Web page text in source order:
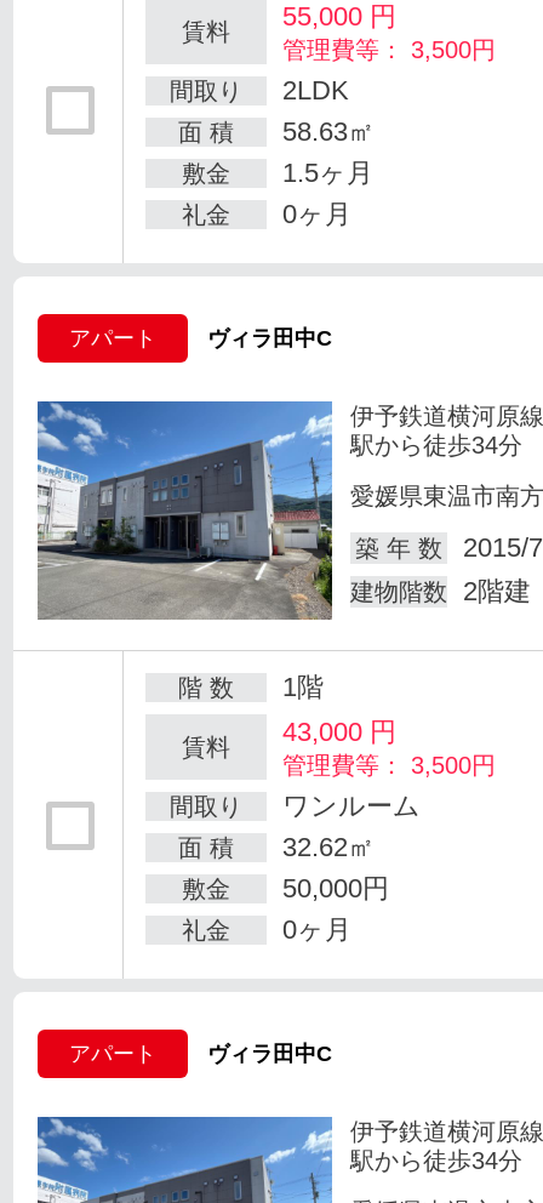
賃料 55,000 円
管理費等： 3,500円
間取り
2LDK
面 積 58.63㎡
敷金 1.5ヶ月
礼金 0ヶ月
アパート ヴィラ田中C
伊予鉄道横河原
駅から徒歩34分
愛媛県東温市南方
築 年 数
2015/
建物階数 2階建
階 数 1階
賃料 43,000 円
管理費等： 3,500円
間取り
ワンルーム
面 積 32.62㎡
敷金 50,000円
礼金 0ヶ月
アパート ヴィラ田中C
伊予鉄道横河原
駅から徒歩34分